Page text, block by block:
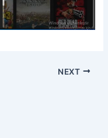
NEXT